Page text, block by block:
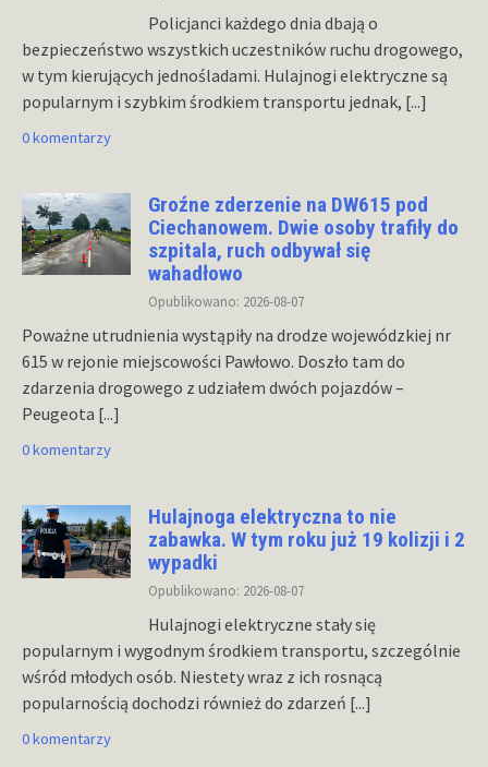
Policjanci każdego dnia dbają o
bezpieczeństwo wszystkich uczestników ruchu drogowego,
w tym kierujących jednośladami. Hulajnogi elektryczne są
popularnym i szybkim środkiem transportu jednak, [...]
0 komentarzy
Groźne zderzenie na DW615 pod
Ciechanowem. Dwie osoby trafiły do
szpitala, ruch odbywał się
wahadłowo
Opublikowano: 2026-08-07
Poważne utrudnienia wystąpiły na drodze wojewódzkiej nr
615 w rejonie miejscowości Pawłowo. Doszło tam do
zdarzenia drogowego z udziałem dwóch pojazdów –
Peugeota [...]
0 komentarzy
Hulajnoga elektryczna to nie
zabawka. W tym roku już 19 kolizji i 2
wypadki
Opublikowano: 2026-08-07
Hulajnogi elektryczne stały się
popularnym i wygodnym środkiem transportu, szczególnie
wśród młodych osób. Niestety wraz z ich rosnącą
popularnością dochodzi również do zdarzeń [...]
0 komentarzy